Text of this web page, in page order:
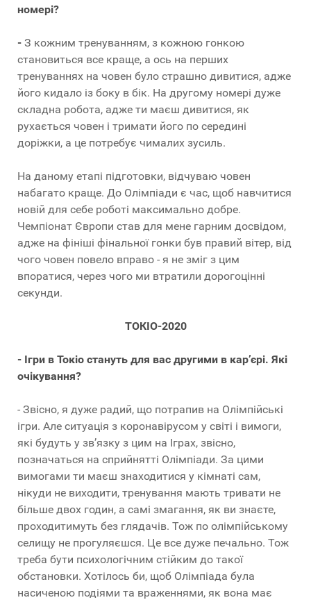
номері?
- З кожним тренуванням, з кожною гонкою
становиться все краще, а ось на перших
тренуваннях на човен було страшно дивитися, адже
його кидало із боку в бік. На другому номері дуже
складна робота, адже ти маєш дивитися, як
рухається човен і тримати його по середині
доріжки, а це потребує чималих зусиль.
На даному етапі підготовки, відчуваю човен
набагато краще. До Олімпіади є час, щоб навчитися
новій для себе роботі максимально добре.
Чемпіонат Європи став для мене гарним досвідом,
адже на фініші фінальної гонки був правий вітер, від
чого човен повело вправо - я не зміг з цим
впоратися, через чого ми втратили дорогоцінні
секунди.
ТОКІО-2020
- Ігри в Токіо стануть для вас другими в кар’єрі. Які
очікування?
- Звісно, я дуже радий, що потрапив на Олімпійські
ігри. Але ситуація з коронавірусом у світі і вимоги,
які будуть у зв’язку з цим на Іграх, звісно,
позначаться на сприйнятті Олімпіади. За цими
вимогами ти маєш знаходитися у кімнаті сам,
нікуди не виходити, тренування мають тривати не
більше двох годин, а самі змагання, як ви знаєте,
проходитимуть без глядачів. Тож по олімпійському
селищу не прогуляєшся. Це все дуже печально. Тож
треба бути психологічним стійким до такої
обстановки. Хотілось би, щоб Олімпіада була
насиченою подіями та враженнями, як вона має